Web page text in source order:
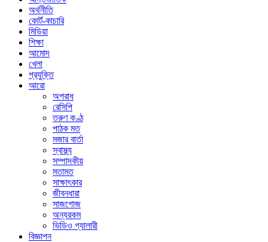
অর্থনীতি
কোর্ট-কাচারি
মিডিয়া
শিক্ষা
আমোদ
খেলা
প্রযুক্তি
আরো
অপরাধ
রেসিপি
তরুণ কণ্ঠ
পাঠক মত
মজার বার্তা
স্বাস্থ্য
সম্পাদকীয়
মতামত
সাক্ষাৎকার
জীবনধারা
সাজগোজ
অন্যরকম
ভিডিও গ্যালারী
বিজ্ঞাপন